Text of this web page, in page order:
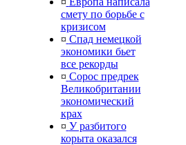
смету по борьбе с
кризисом
¤ Спад немецкой
экономики бьет
все рекорды
¤ Сорос предрек
Великобритании
экономический
крах
¤ У разбитого
корыта оказался